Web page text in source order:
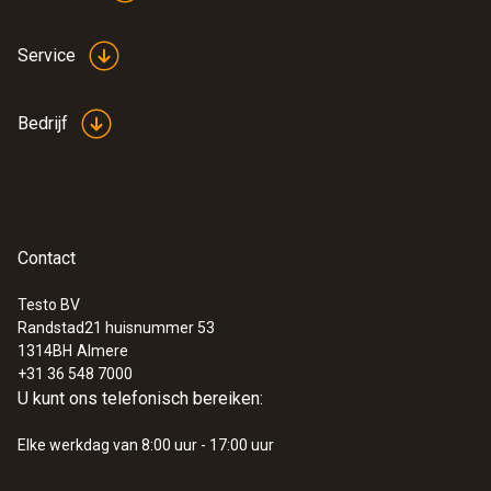
Service
Bedrijf
Contact
Testo BV
Randstad21 huisnummer 53
1314BH Almere
+31 36 548 7000
U kunt ons telefonisch bereiken:
Elke werkdag van 8:00 uur - 17:00 uur